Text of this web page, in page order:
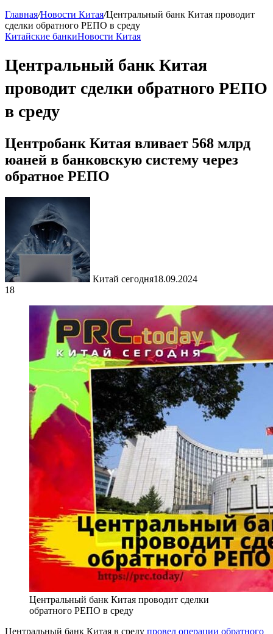
Главная/Новости Китая/Центральный банк Китая проводит
сделки обратного РЕПО в среду
Китайские банкиНовости Китая
Центральный банк Китая
проводит сделки обратного РЕПО
в среду
Центробанк Китая вливает 568 млрд
юаней в банковскую систему через
обратное РЕПО
Китай сегодня18.09.2024
18
Центральный банк Китая проводит сделки
обратного РЕПО в среду
Центральный банк Китая в среду провел операции обратного